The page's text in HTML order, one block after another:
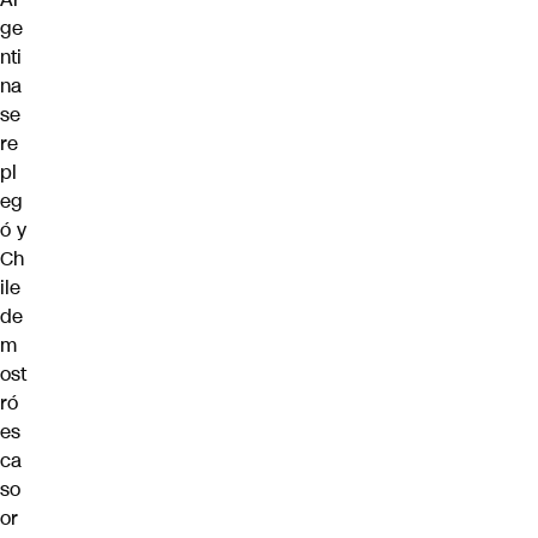
ge
nti
na
se
re
pl
eg
ó y
Ch
ile
de
m
ost
ró
es
ca
so
or